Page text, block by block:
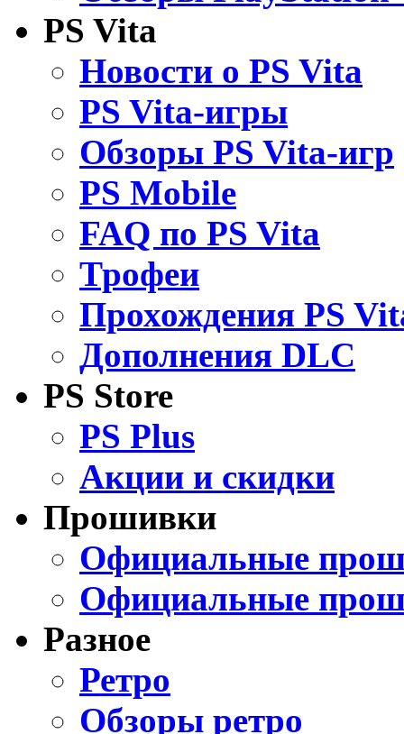
PS Vita
Новости о PS Vita
PS Vita-игры
Обзоры PS Vita-игр
PS Mobile
FAQ по PS Vita
Трофеи
Прохождения PS
Дополнения DLC
PS Store
PS Plus
Акции и скидки
Прошивки
Официальные
Официальные
Разное
Ретро
Обзоры ретро